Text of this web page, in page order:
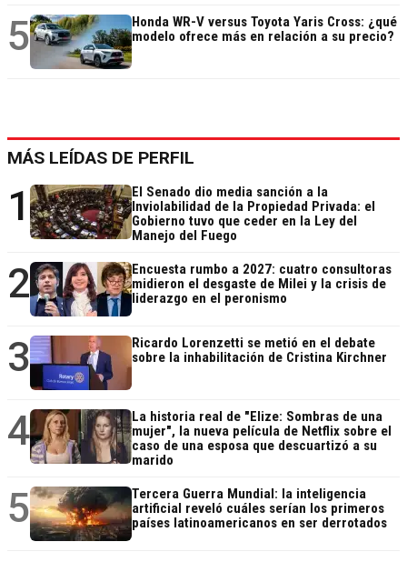
5
Honda WR-V versus Toyota Yaris Cross: ¿qué
modelo ofrece más en relación a su precio?
MÁS LEÍDAS DE PERFIL
1
El Senado dio media sanción a la
Inviolabilidad de la Propiedad Privada: el
Gobierno tuvo que ceder en la Ley del
Manejo del Fuego
2
Encuesta rumbo a 2027: cuatro consultoras
midieron el desgaste de Milei y la crisis de
liderazgo en el peronismo
3
Ricardo Lorenzetti se metió en el debate
sobre la inhabilitación de Cristina Kirchner
4
La historia real de "Elize: Sombras de una
mujer", la nueva película de Netflix sobre el
caso de una esposa que descuartizó a su
marido
5
Tercera Guerra Mundial: la inteligencia
artificial reveló cuáles serían los primeros
países latinoamericanos en ser derrotados